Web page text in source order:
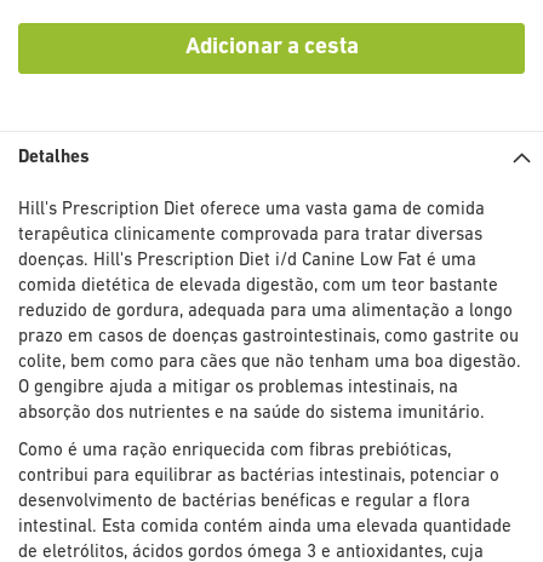
Adicionar a cesta
Detalhes
Hill's Prescription Diet oferece uma vasta gama de comida
terapêutica clinicamente comprovada para tratar diversas
doenças. Hill's Prescription Diet i/d Canine Low Fat é uma
comida dietética de elevada digestão, com um teor bastante
reduzido de gordura, adequada para uma alimentação a longo
prazo em casos de doenças gastrointestinais, como gastrite ou
colite, bem como para cães que não tenham uma boa digestão.
O gengibre ajuda a mitigar os problemas intestinais, na
absorção dos nutrientes e na saúde do sistema imunitário.
Como é uma ração enriquecida com fibras prebióticas,
contribui para equilibrar as bactérias intestinais, potenciar o
desenvolvimento de bactérias benéficas e regular a flora
intestinal. Esta comida contém ainda uma elevada quantidade
de eletrólitos, ácidos gordos ómega 3 e antioxidantes, cuja